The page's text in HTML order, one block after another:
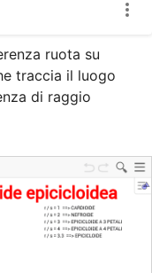
ruota su
traccia il luogo
di raggio